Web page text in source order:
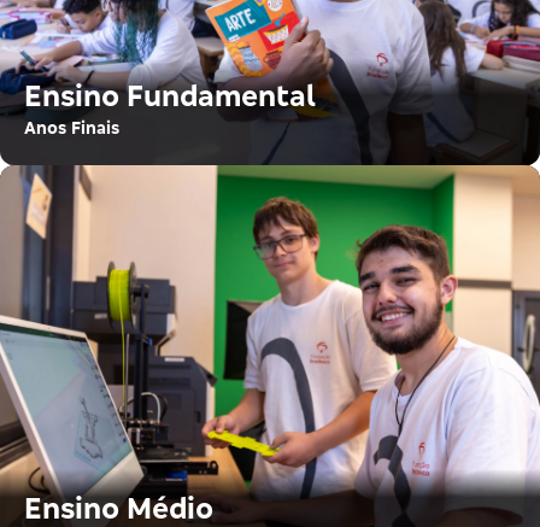
Ensino Fundamental
Anos Finais
Ensino Médio